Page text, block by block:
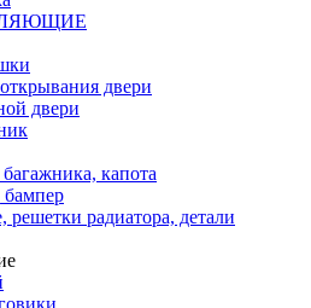
двери
двери
капота
бампер
решетки радиатора, детали